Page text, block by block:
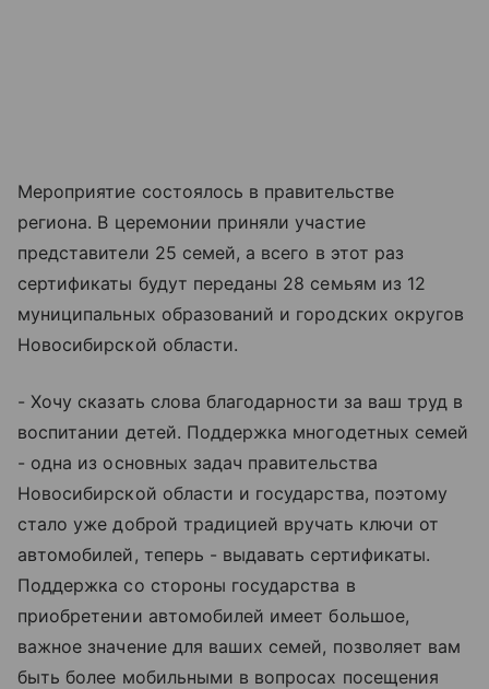
Мероприятие состоялось в правительстве
региона. В церемонии приняли участие
представители 25 семей, а всего в этот раз
сертификаты будут переданы 28 семьям из 12
муниципальных образований и городских округов
Новосибирской области.
- Хочу сказать слова благодарности за ваш труд в
воспитании детей. Поддержка многодетных семей
- одна из основных задач правительства
Новосибирской области и государства, поэтому
стало уже доброй традицией вручать ключи от
автомобилей, теперь - выдавать сертификаты.
Поддержка со стороны государства в
приобретении автомобилей имеет большое,
важное значение для ваших семей, позволяет вам
быть более мобильными в вопросах посещения